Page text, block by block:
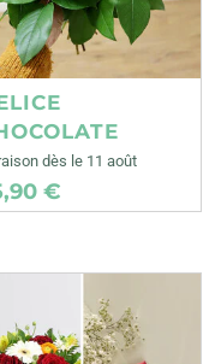
dès le 11 août
€